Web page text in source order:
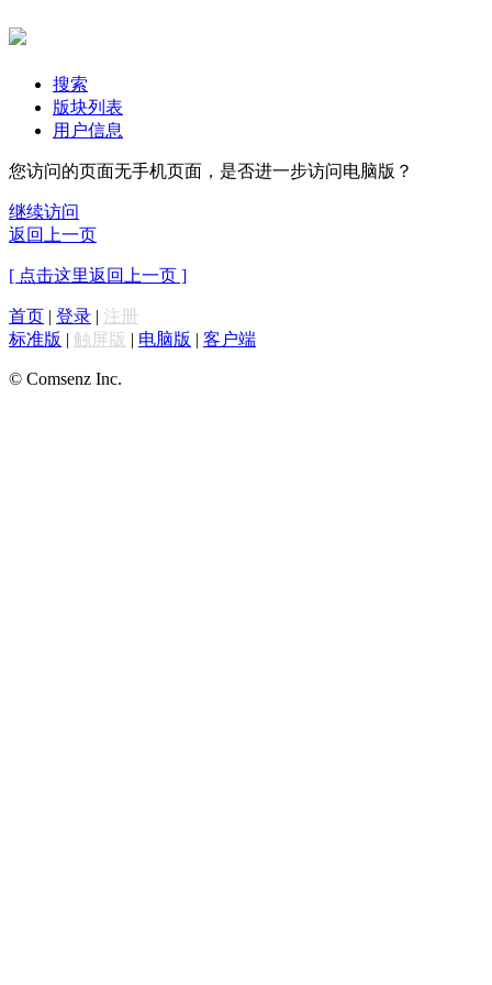
搜索
版块列表
用户信息
您访问的页面无手机页面，是否进一步访问电脑版？
继续访问
返回上一页
[ 点击这里返回上一页 ]
首页 | 登录 | 注册
标准版 | 触屏版 | 电脑版 | 客户端
© Comsenz Inc.